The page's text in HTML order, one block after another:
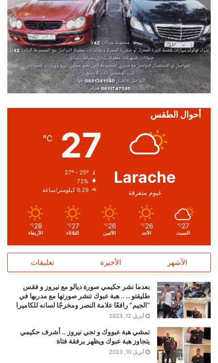
أحوال الطقس
Larache
غيوم متفرقة
27
℃
72%
6.29 كيلومتر/ساعة
27
℃
السبت
26
℃
الأحد
26
℃
الأثنين
27
℃
الثلاثاء
28
℃
الأربعاء
الأشهر الأخيرة تعليقات
بعدما نشر حكيمي صورة ديالو مع نيروز و فقس
طليقتو .. .. هبة عبوك تنشر صورتها مع مدربها في
“الجيم” رافعًا علامة النصر ومخرجًا لسانه للكاميرا
أبريل 12, 2023
تمشي هبة عبووك و تجي نيروز .. أشرف حكيمي
يتجاوز هبة عبوك ويظهر برفقة فتاة
أبريل 10, 2023